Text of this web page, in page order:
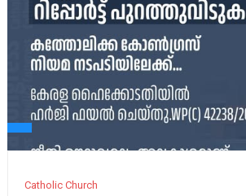
Catholic Church